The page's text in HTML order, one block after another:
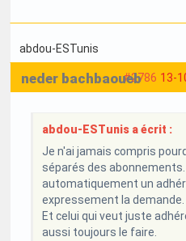
abdou-ESTunis
#2786 13-
neder bachbaoueb
abdou-ESTunis a écrit :
Je n'ai jamais compris
séparés des
automatiquement un
expressement la demande.
Et celui qui veut juste
aussi toujours le faire.